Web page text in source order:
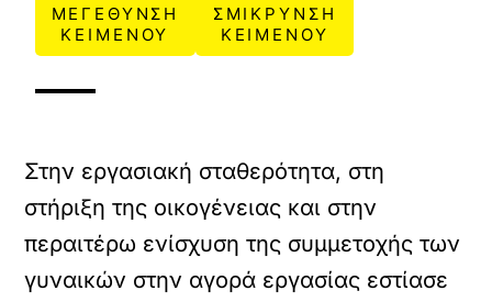
ΜΕΓΕΘΥΝΣΗ
ΚΕΙΜΕΝΟΥ
ΣΜΙΚΡΥΝΣΗ
ΚΕΙΜΕΝΟΥ
Στην εργασιακή σταθερότητα, στη
στήριξη της οικογένειας και στην
περαιτέρω ενίσχυση της συμμετοχής των
γυναικών στην αγορά εργασίας εστίασε